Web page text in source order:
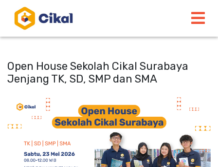
Open House Sekolah Cikal Surabaya
Jenjang TK, SD, SMP dan SMA